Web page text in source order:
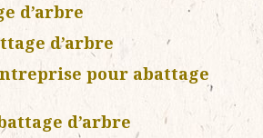
d’arbre
d’arbre
pour abattage
d’arbre